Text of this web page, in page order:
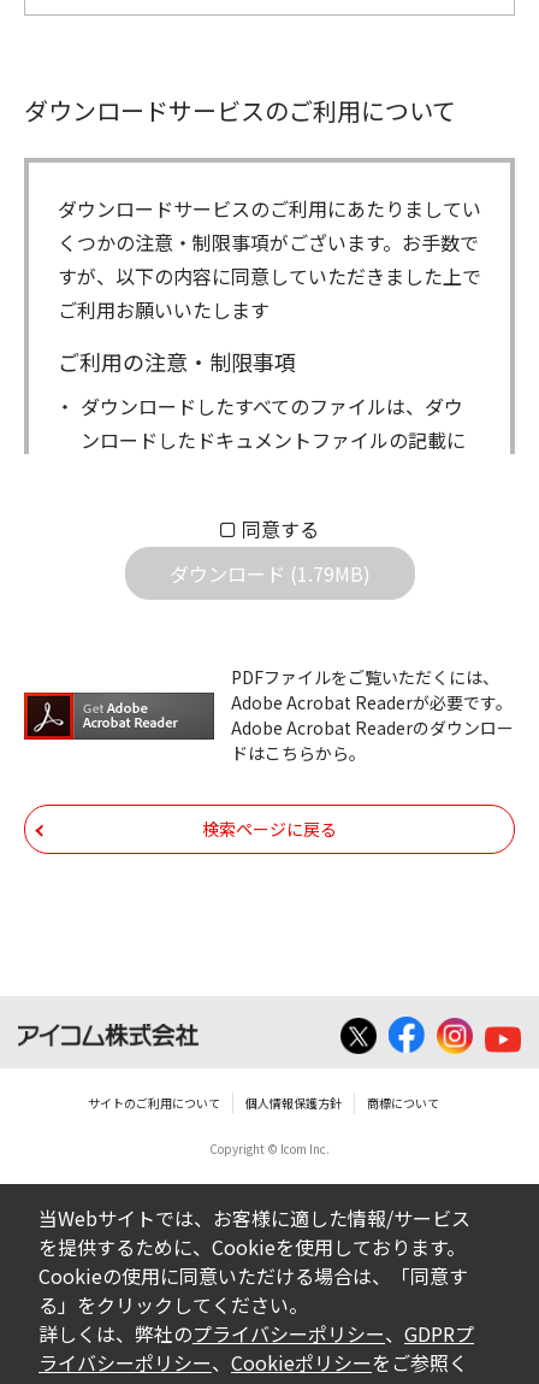
ダウンロードサービスのご利用について
ダウンロードサービスのご利用にあたりましてい
くつかの注意・制限事項がございます。お手数で
すが、以下の内容に同意していただきました上で
ご利用お願いいたします
ご利用の注意・制限事項
ダウンロードしたすべてのファイルは、ダウ
ンロードしたドキュメントファイルの記載に
社は一切の責任を負いません。また、ファイ
ルの内容などの変更は一切行わないでくださ
機器のコントロールコマンドの仕様書、およ
びその他すべてのダウンロードファイルにつ
いての著作権を含むすべての権利は、アイコ
帰属します。ダウンロードしたファイルは、
個人で使用される以外にはご使用できませ
せんのでご了承ください。
告なく改良及び変更される場合があります。
ダウンロードサービスに掲載していますBIOS/
ファームウェアデータにつきましては、パソ
コンの基本システムを制御する重要なデータ
ですから、データの書換中に誤操作や中断に
よって失敗した場合、パソコンが正常に動作
しなくなります。お客様がBIOS/ファームウェ
アデータの書換に失敗され、正常に動作しな
同意する
ダウンロード (1.79MB)
PDFファイルをご覧いただくには、
Adobe Acrobat Readerが必要です。
Adobe Acrobat Readerのダウンロー
ドはこちらから。
検索ページに戻る
サイトのご利用について 個人情報保護方針 商標について
Copyright © Icom Inc.
当Webサイトでは、お客様に適した情報/サービス
を提供するために、Cookieを使用しております。
Cookieの使用に同意いただける場合は、「同意す
る」をクリックしてください。
詳しくは、弊社のプライバシーポリシー、 GDPRプ
ライバシーポリシー、 Cookieポリシーをご参照く